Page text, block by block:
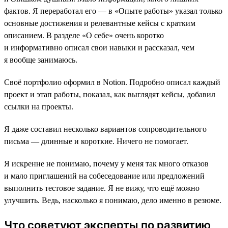
фактов. Я переработал его ― в «Опыте работы» указал только
основные достижения и релевантные кейсы с кратким
описанием. В разделе «О себе» очень коротко
и информативно описал свои навыки и рассказал, чем
я вообще занимаюсь.
Своё портфолио оформил в Notion. Подробно описал каждый
проект и этап работы, показал, как выглядят кейсы, добавил
ссылки на проекты.
Я даже составил несколько вариантов сопроводительного
письма ― длинные и короткие. Ничего не помогает.
Я искренне не понимаю, почему у меня так много отказов
и мало приглашений на собеседование или предложений
выполнить тестовое задание. Я не вижу, что ещё можно
улучшить. Ведь, насколько я понимаю, дело именно в резюме.
Что советуют эксперты по развитию